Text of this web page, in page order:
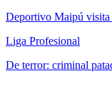
Deportivo Maipú visita
Liga Profesional
De terror: criminal